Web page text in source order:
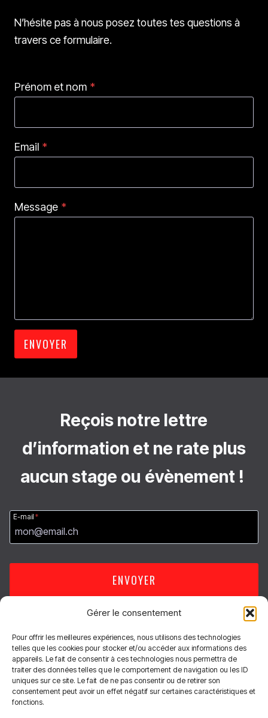
Gérer le consentement
Pour offrir les meilleures expériences, nous utilisons des technologies
telles que les cookies pour stocker et/ou accéder aux informations des
appareils. Le fait de consentir à ces technologies nous permettra de
traiter des données telles que le comportement de navigation ou les ID
uniques sur ce site. Le fait de ne pas consentir ou de retirer son
consentement peut avoir un effet négatif sur certaines caractéristiques et
fonctions.
Prénom et nom *
Email *
Message *
ENVOYER
N’hésite pas à nous posez toutes tes questions à
travers ce formulaire.
Reçois notre lettre
d’information et ne rate plus
aucun stage ou évènement !
E-mail *
ENVOYER
Règles du Dojo
Conditions générales
Nous protégeons tes données